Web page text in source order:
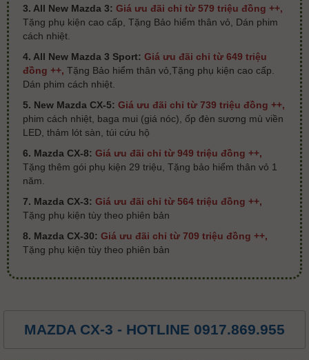
3. All New Mazda 3: Giá ưu đãi chỉ từ 579 triệu đồng ++,
Tặng phụ kiện cao cấp, Tặng Bảo hiểm thân vỏ, Dán phim
cách nhiệt.
4. All New Mazda 3 Sport: Giá ưu đãi chỉ từ 649 triệu
đồng ++, Tặng Bảo hiểm thân vỏ,Tặng phụ kiện cao cấp.
Dán phim cách nhiệt.
5. New Mazda CX-5: Giá ưu đãi chỉ từ 739 triệu đồng ++,
phim cách nhiệt, baga mui (giá nóc), ốp đèn sương mù viền
LED, thảm lót sàn, túi cứu hộ
6. Mazda CX-8: Giá ưu đãi chỉ từ 949 triệu đồng ++,
Tặng thêm gói phụ kiện 29 triệu, Tặng bảo hiểm thân vỏ 1
năm.
7. Mazda CX-3: Giá ưu đãi chỉ từ 564 triệu đồng ++,
Tặng phụ kiện tùy theo phiên bản
8. Mazda CX-30: Giá ưu đãi chỉ từ 709 triệu đồng ++,
Tặng phụ kiện tùy theo phiên bản
MAZDA CX-3 - HOTLINE 0917.869.955